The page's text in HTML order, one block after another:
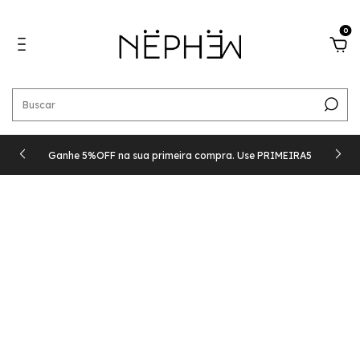
0
Ganhe 5%OFF na sua primeira compra. Use PRIMEIRA5